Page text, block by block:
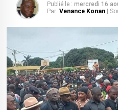
Publié le : mercredi 16
Par: Venance Konan |